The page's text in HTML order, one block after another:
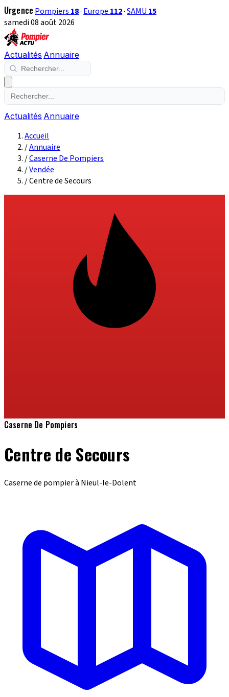
Urgence Pompiers 18· Europe 112·SAMU 15
samedi 08 août 2026
Actualités Annuaire
Actualités Annuaire
Accueil
/Annuaire
/Caserne De Pompiers
/Vendée
/Centre de Secours
Caserne De Pompiers
Centre de Secours
Caserne de pompier à Nieul-le-Dolent